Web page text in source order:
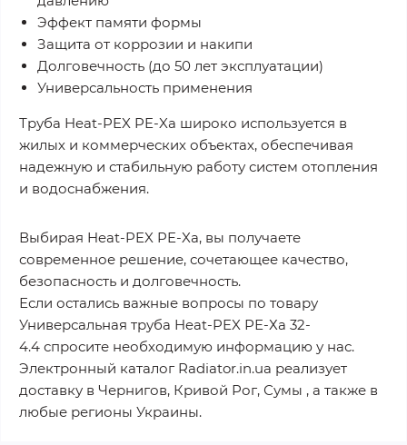
Эффект памяти формы
Защита от коррозии и накипи
Долговечность (до 50 лет эксплуатации)
Универсальность применения
Труба Heat-PEX PE-Xa широко используется в
жилых и коммерческих объектах, обеспечивая
надежную и стабильную работу систем отопления
и водоснабжения.
Выбирая Heat-PEX PE-Xa, вы получаете
современное решение, сочетающее качество,
безопасность и долговечность.
Если остались важные вопросы по товару
Универсальная труба Heat-PEX РЕ-Ха 32-
4.4 спросите необходимую информацию у нас.
Электронный каталог Radiator.in.ua реализует
доставку в Чернигов, Кривой Рог, Сумы , а также в
любые регионы Украины.